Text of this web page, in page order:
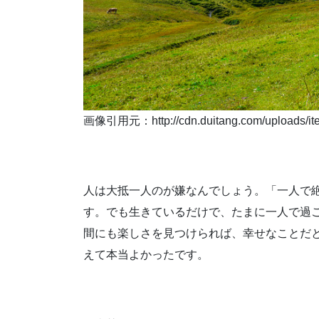
画像引用元：http://cdn.duitang.com/uploads/
人は大抵一人のが嫌なんでしょう。「一人
す。でも生きているだけで、たまに一人で過
間にも楽しさを見つけられば、幸せなこと
えて本当よかったです。